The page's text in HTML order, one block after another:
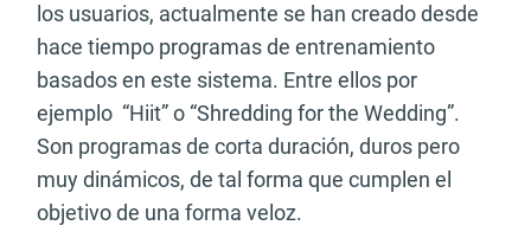
los usuarios, actualmente se han creado desde
hace tiempo programas de entrenamiento
basados en este sistema. Entre ellos por
ejemplo “Hiit” o “Shredding for the Wedding”.
Son programas de corta duración, duros pero
muy dinámicos, de tal forma que cumplen el
objetivode una forma veloz.